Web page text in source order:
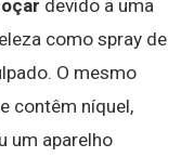
devido a uma
como spray de
O mesmo
contêm níquel,
um aparelho